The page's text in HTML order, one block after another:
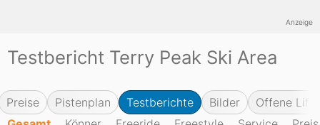
Testbericht Terry Peak Ski Area
Preise Pistenplan Testberichte Bilder
Offene
Anzeige